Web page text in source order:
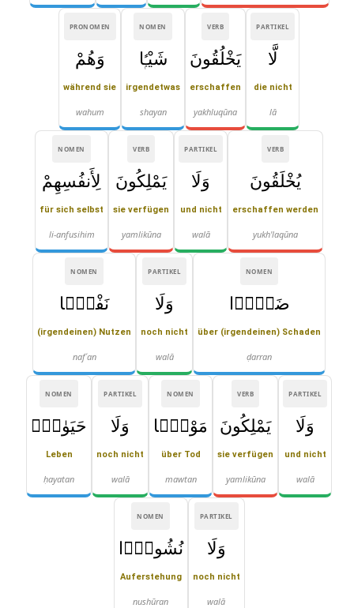
PARTIKEL
لَّا
die nicht
lā
VERB
يَخْلُقُونَ
erschaffen
yakhluqūna
NOMEN
شَيْـًۭٔا
irgendetwas
shayan
PRONOMEN
وَهُمْ
während sie
wahum
VERB
يُخْلَقُونَ
erschaffen werden
yukh'laqūna
PARTIKEL
وَلَا
und nicht
walā
VERB
يَمْلِكُونَ
sie verfügen
yamlikūna
NOMEN
لِأَنفُسِهِمْ
für sich selbst
li-anfusihim
NOMEN
ضَرًّۭا
über (irgendeinen) Schaden
ḍarran
PARTIKEL
وَلَا
noch nicht
walā
NOMEN
نَفْعًۭا
(irgendeinen) Nutzen
nafʿan
PARTIKEL
وَلَا
und nicht
walā
VERB
يَمْلِكُونَ
sie verfügen
yamlikūna
NOMEN
مَوْتًۭا
über Tod
mawtan
PARTIKEL
وَلَا
noch nicht
walā
NOMEN
حَيَوٰةًۭ
Leben
ḥayatan
PARTIKEL
وَلَا
noch nicht
walā
NOMEN
نُشُورًۭا
Auferstehung
nushūran